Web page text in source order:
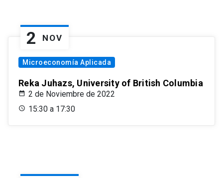
2 NOV
Microeconomía Aplicada
Reka Juhazs, University of British Columbia
2 de Noviembre de 2022
15:30 a 17:30